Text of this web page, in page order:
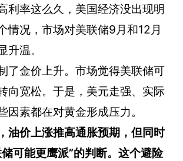
利率这么久，美国经济没出现明
情况，市场对美联储9月和12月
升温。
了金价上升。市场觉得美联储可
向宽松。于是，美元走强、实际
因素都在对黄金形成压力。
油价上涨推高通胀预期，但同时
可能更鹰派”的判断。这个避险